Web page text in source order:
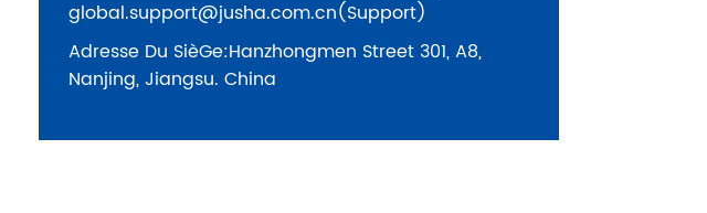
global.support@jusha.com.cn(Support)
Adresse Du SièGe:Hanzhongmen Street 301, A8,
Nanjing, Jiangsu. China